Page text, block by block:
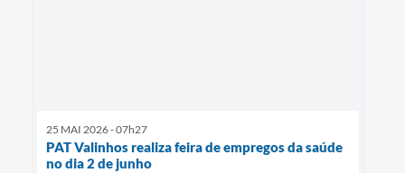
25 MAI 2026 - 07h27
PAT Valinhos realiza feira de empregos da saúde
no dia 2 de junho